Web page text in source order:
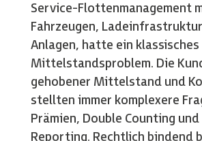
Service-Flottenmanagement
Fahrzeugen,
Anlagen, hatte ein klassisches
Mittelstandsproblem. Die
gehobener Mittelstand und
stellten immer komplexere
Prämien, Double Counting und
Reporting. Rechtlich bindend